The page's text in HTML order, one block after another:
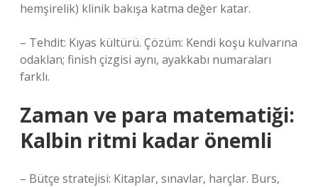
hemşirelik) klinik bakışa katma değer katar.
– Tehdit: Kıyas kültürü. Çözüm: Kendi koşu kulvarına
odaklan; finish çizgisi aynı, ayakkabı numaraları
farklı.
Zaman ve para matematiği:
Kalbin ritmi kadar önemli
– Bütçe stratejisi: Kitaplar, sınavlar, harçlar. Burs,